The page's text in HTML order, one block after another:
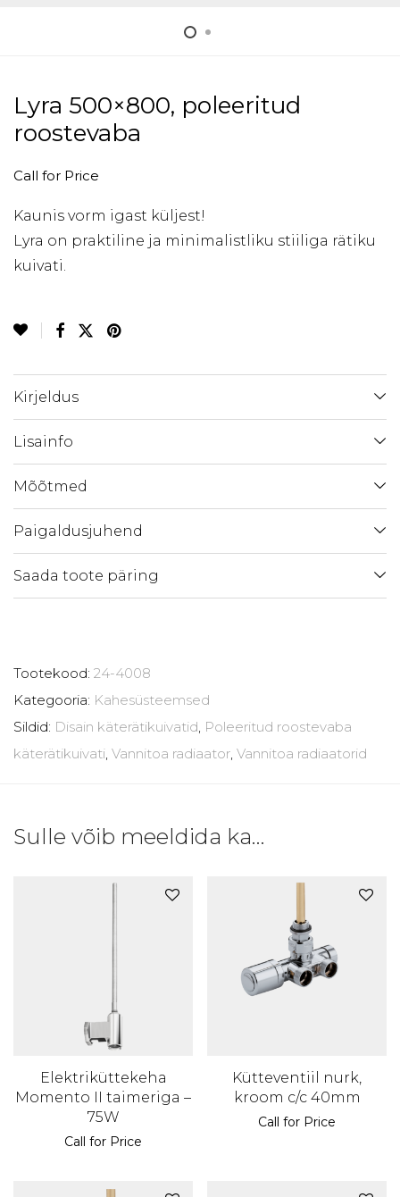
Lyra 500×800, poleeritud
roostevaba
Call for Price
Kaunis vorm igast küljest!
Lyra on praktiline ja minimalistliku stiiliga rätiku
kuivati.
Kirjeldus
Lisainfo
Mõõtmed
Paigaldusjuhend
Saada toote päring
Tootekood: 24-4008
Kategooria: Kahesüsteemsed
Sildid: Disain käterätikuivatid, Poleeritud roostevaba
käterätikuivati, Vannitoa radiaator, Vannitoa radiaatorid
Sulle võib meeldida ka…
Elektriküttekeha
Momento II taimeriga –
75W
Call for Price
Kütteventiil nurk,
kroom c/c 40mm
Call for Price